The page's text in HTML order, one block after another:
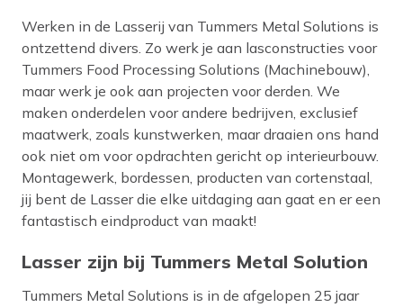
Werken in de Lasserij van Tummers Metal Solutions is
ontzettend divers. Zo werk je aan lasconstructies voor
Tummers Food Processing Solutions (Machinebouw),
maar werk je ook aan projecten voor derden. We
maken onderdelen voor andere bedrijven, exclusief
maatwerk, zoals kunstwerken, maar draaien ons hand
ook niet om voor opdrachten gericht op interieurbouw.
Montagewerk, bordessen, producten van cortenstaal,
jij bent de Lasser die elke uitdaging aan gaat en er een
fantastisch eindproduct van maakt!
Lasser zijn bij Tummers Metal Solution
Tummers Metal Solutions is in de afgelopen 25 jaar